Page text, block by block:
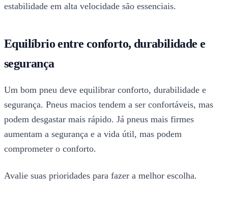
estabilidade em alta velocidade são essenciais.
Equilíbrio entre conforto, durabilidade e
segurança
Um bom pneu deve equilibrar conforto, durabilidade e
segurança. Pneus macios tendem a ser confortáveis, mas
podem desgastar mais rápido. Já pneus mais firmes
aumentam a segurança e a vida útil, mas podem
comprometer o conforto.
Avalie suas prioridades para fazer a melhor escolha.